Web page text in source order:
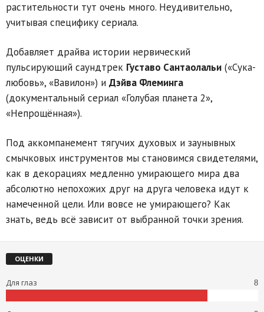
растительности тут очень много. Неудивительно,
учитывая специфику сериала.
Добавляет драйва истории нервический
пульсирующий саундтрек Густаво Сантаолальи («Сука-
любовь», «Вавилон») и Дэйва Флеминга
(документальный сериал «Голубая планета 2»,
«Непрощённая»).
Под аккомпанемент тягучих духовых и заунывных
смычковых инструментов мы становимся свидетелями,
как в декорациях медленно умирающего мира два
абсолютно непохожих друг на друга человека идут к
намеченной цели. Или вовсе не умирающего? Как
знать, ведь всё зависит от выбранной точки зрения.
ОЦЕНКИ
Для глаз 8